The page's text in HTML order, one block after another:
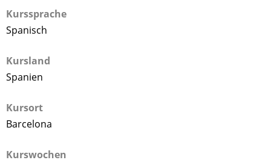
Kurssprache
Spanisch
Kursland
Spanien
Kursort
Barcelona
Kurswochen